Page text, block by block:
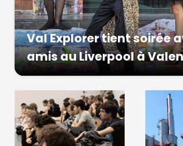
Val Explorer tient soirée
amis au Liverpool à